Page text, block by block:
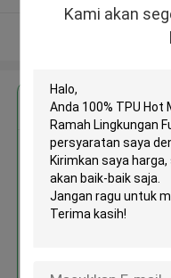
Kami akan
Dapatkan